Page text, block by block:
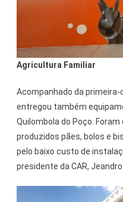
Agricultura Familiar
Acompanhado da
entregou também
Quilombola do Poço.
produzidos pães, bolos e
pelo baixo custo de
presidente da CAR,